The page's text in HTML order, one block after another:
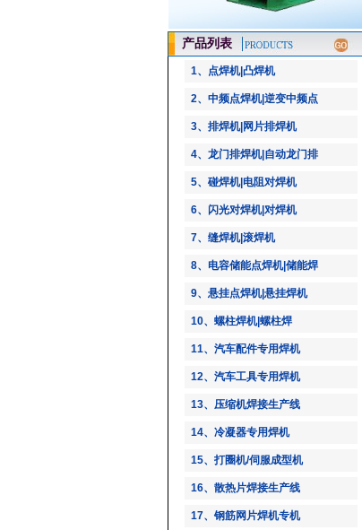
产品列表
1、点焊机|凸焊机
2、中频点焊机|逆变中频点
3、排焊机|网片排焊机
4、龙门排焊机|自动龙门排
5、碰焊机|电阻对焊机
6、闪光对焊机|对焊机
7、缝焊机|滚焊机
8、电容储能点焊机|储能焊
9、悬挂点焊机|悬挂焊机
10、螺柱焊机|螺柱焊
11、汽车配件专用焊机
12、汽车工具专用焊机
13、压缩机焊接生产线
14、冷凝器专用焊机
15、打圈机/伺服成型机
16、散热片焊接生产线
17、钢筋网片焊机专机